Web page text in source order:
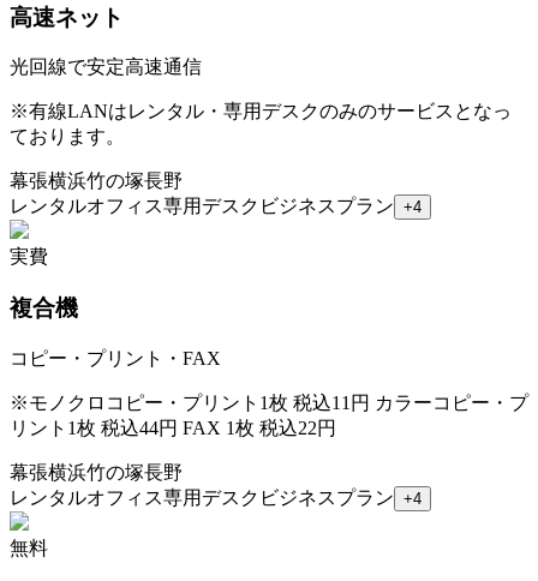
高速ネット
光回線で安定高速通信
※有線LANはレンタル・専用デスクのみのサービスとなっ
ております。
幕張横浜竹の塚長野
レンタルオフィス専用デスク ビジネスプラン +4
実費
複合機
コピー・プリント・FAX
※モノクロコピー・プリント1枚 税込11円 カラーコピー・プ
リント1枚 税込44円 FAX 1枚 税込22円
幕張横浜竹の塚長野
レンタルオフィス専用デスク ビジネスプラン +4
無料